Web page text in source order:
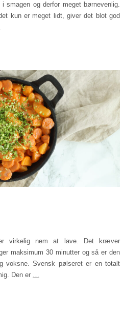
smagen og derfor meget børnevenlig.
kun er meget lidt, giver det blot god
virkelig nem at lave. Det kræver
maksimum 30 minutter og så er den
voksne. Svensk pølseret er en totalt
Den er